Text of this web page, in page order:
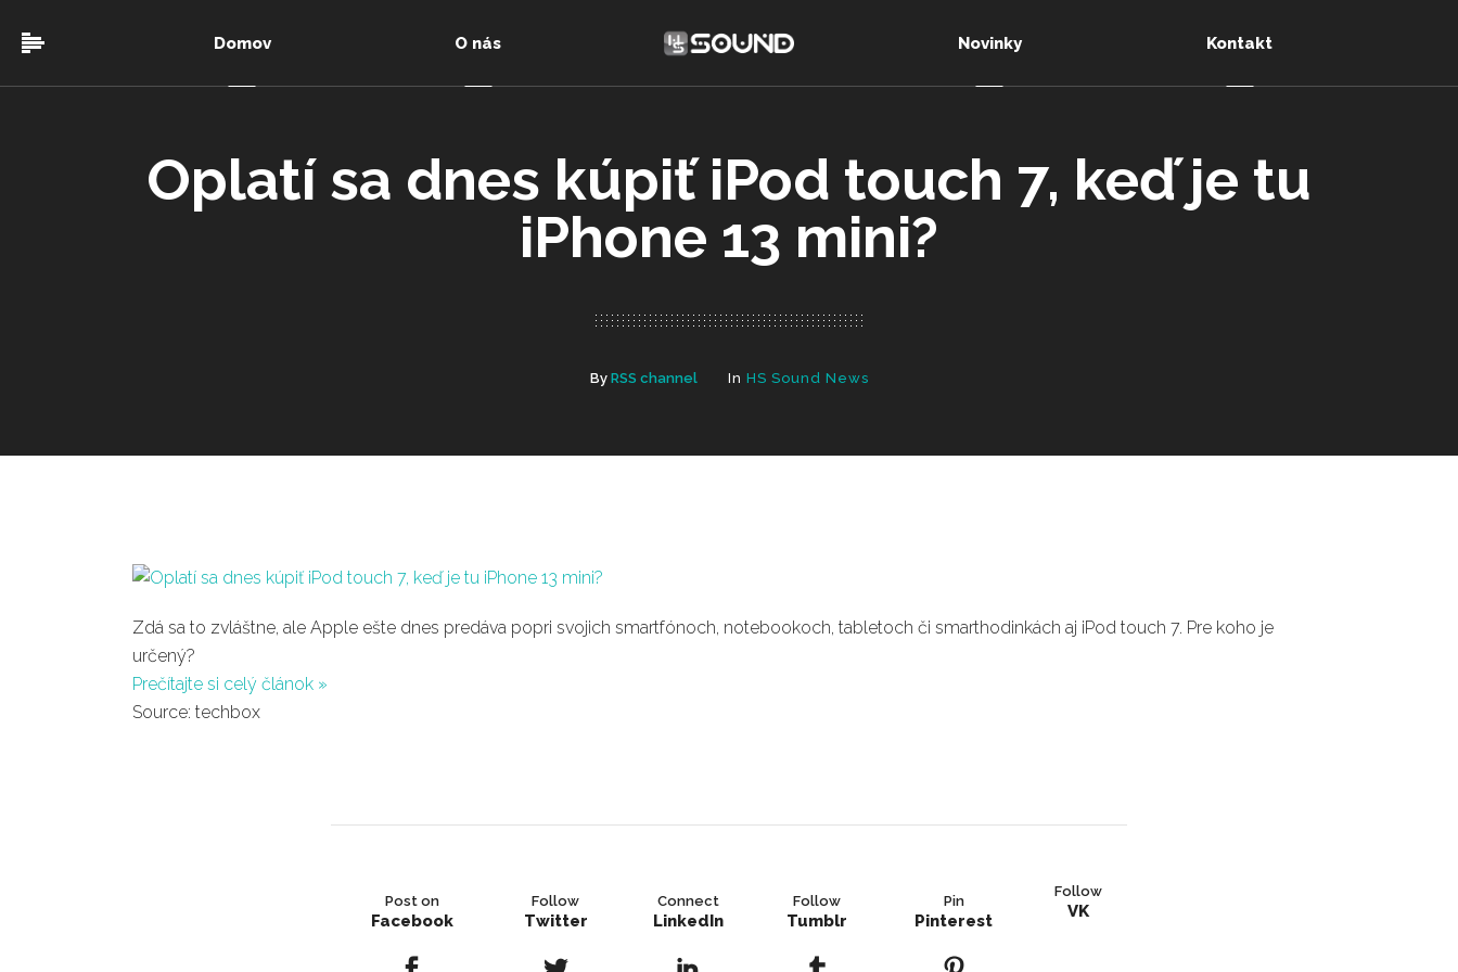
Domov O nás Novinky Kontakt
Oplatí sa dnes kúpiť iPod touch 7, keď je tu
iPhone 13 mini?
By RSS channel In HS Sound News
Zdá sa to zvláštne, ale Apple ešte dnes predáva popri svojich smartfónoch, notebookoch, tabletoch či smarthodinkách aj iPod touch 7. Pre koho je
určený?
Prečítajte si celý článok »
Source: techbox
Post on
Facebook
Follow
Twitter
Connect
LinkedIn
Follow
Tumblr
Pin
Pinterest
Follow
VK